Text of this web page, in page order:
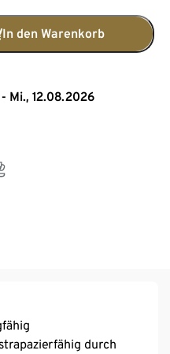
In den Warenkorb
Mi., 12.08.2026
durch